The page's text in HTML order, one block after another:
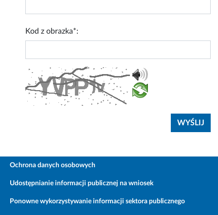
Kod z obrazka*:
Ochrona danych osobowych
Udostępnianie informacji publicznej na wniosek
Ponowne wykorzystywanie informacji sektora publicznego